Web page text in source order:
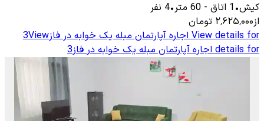
کیش•
1 اتاق -
60 متر•
4 نفر
از۲٬۶۲۵٬۰۰۰ تومان
View details for اجاره آپارتمان مبله یک خوابه در فاز3View
details for اجاره آپارتمان مبله یک خوابه در فاز3